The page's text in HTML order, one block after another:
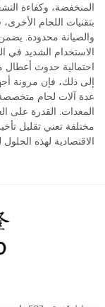
المنخفضة، وكفاءة
بتقنيات اللحام
والصيانة محدودة.
الاستخدام الشديد في
احتمالية حدوث أعطال
إلى ذلك، فإن مرونة
عدة آلات لحام
المعدات. القدرة
مختلفة تعني تقليل
الاقتصادية لهذه الحلول